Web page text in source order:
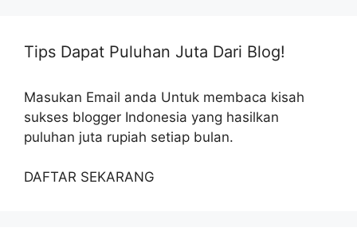
Tips Dapat Puluhan Juta Dari Blog!
Masukan Email anda Untuk membaca kisah
sukses blogger Indonesia yang hasilkan
puluhan juta rupiah setiap bulan.
DAFTAR SEKARANG